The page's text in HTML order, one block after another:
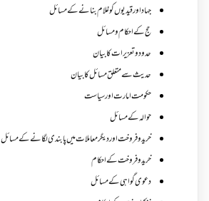
جہاد اور قیدیوں کو غلام بنانے کے مسائل
حج کے احکام ومسائل
حدود و تعزیرات کا بیان
حدیث سے متعلق مسائل کا بیان
حکومت امارت اور سیاست
حوالہ کے مسائل
خرید و فروخت اور دیگر معاملات میں پابندی لگانے کے مسائل
خرید و فروخت کے احکام
دعوی گواہی کے مسائل